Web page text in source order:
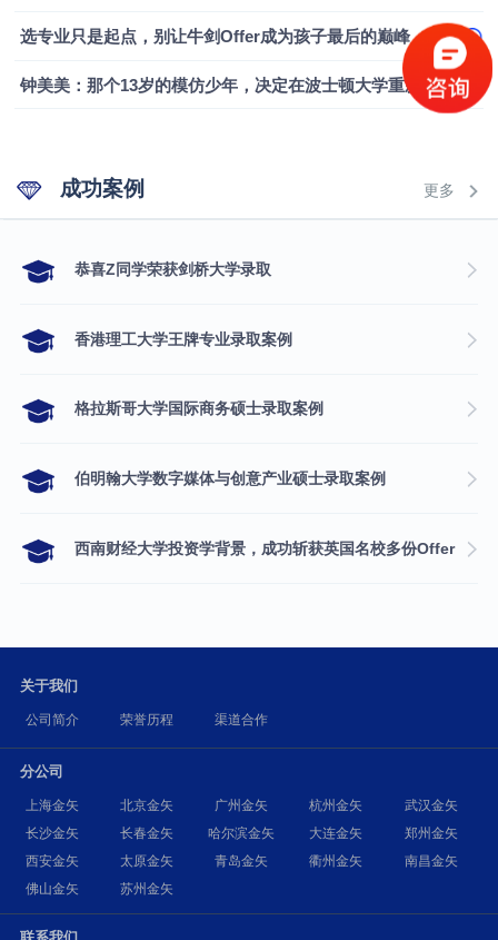
选专业只是起点，别让牛剑Offer成为孩子最后的巅峰
钟美美：那个13岁的模仿少年，决定在波士顿大学重新定义自己
成功案例 更多
​恭喜Z同学荣获剑桥大学录取
香港理工大学王牌专业录取案例
格拉斯哥大学国际商务硕士录取案例
伯明翰大学数字媒体与创意产业硕士录取案例
西南财经大学投资学背景，成功斩获英国名校多份Offer
关于我们
公司简介 荣誉历程 渠道合作
分公司
上海金矢 北京金矢 广州金矢 杭州金矢
武汉金矢
长沙金矢
长春金矢 哈尔滨金矢 大连金矢
郑州金矢
西安金矢
太原金矢 青岛金矢 衢州金矢
南昌金矢
佛山金矢
苏州金矢